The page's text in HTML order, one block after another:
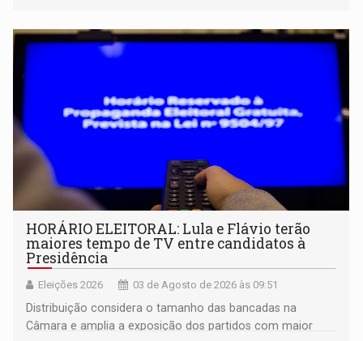
HORÁRIO ELEITORAL: Lula e Flávio terão
maiores tempo de TV entre candidatos à
Presidência
Eleições 2026 03 de Agosto de 2026 às 09:51
Distribuição considera o tamanho das bancadas na
Câmara e amplia a exposição dos partidos com maior